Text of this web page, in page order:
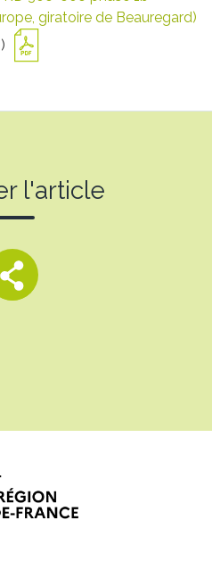
giratoire de Beauregard)
l'article